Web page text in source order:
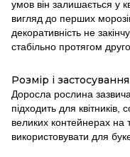
умов він залишається у
вигляд до перших
декоративність не
стабільно протягом
Розмір і
Доросла рослина
підходить для
великих контейнерах на
використовувати для